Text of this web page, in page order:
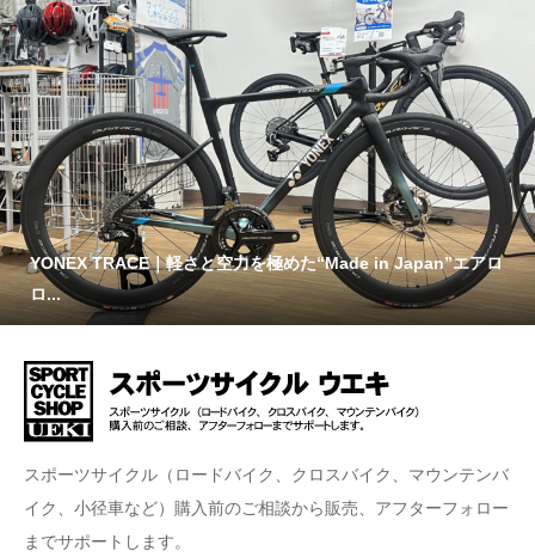
YONEX TRACE｜軽さと空力を極めた“Made in Japan”エアロ
ロ...
スポーツサイクル（ロードバイク、クロスバイク、マウンテンバ
イク、小径車など）購入前のご相談から販売、アフターフォロー
までサポートします。